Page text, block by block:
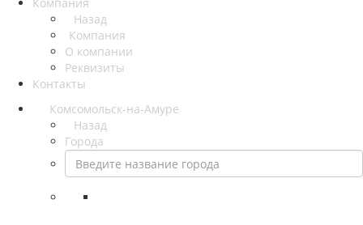
Назад
Компания
О компании
Реквизиты
Контакты
Комсомольск-на-Амуре
Назад
Города